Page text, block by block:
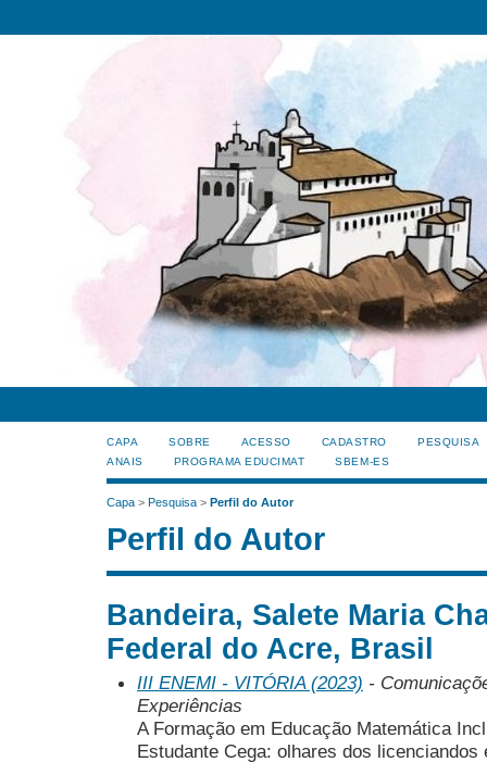
CAPA SOBRE ACESSO CADASTRO
PESQUISA
ANAIS
PROGRAMA EDUCIMAT SBEM-ES
Capa > Pesquisa > Perfil do Autor
Perfil do Autor
Bandeira, Salete Maria
Federal do Acre, Brasil
III ENEMI - VITÓRIA (2023) -
Experiências
A Formação em Educação Matemática
Estudante Cega: olhares dos licenciandos